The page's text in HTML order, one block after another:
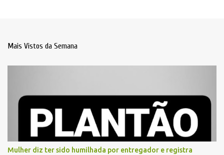
Mais Vistos da Semana
Mulher diz ter sido humilhada por entregador e registra